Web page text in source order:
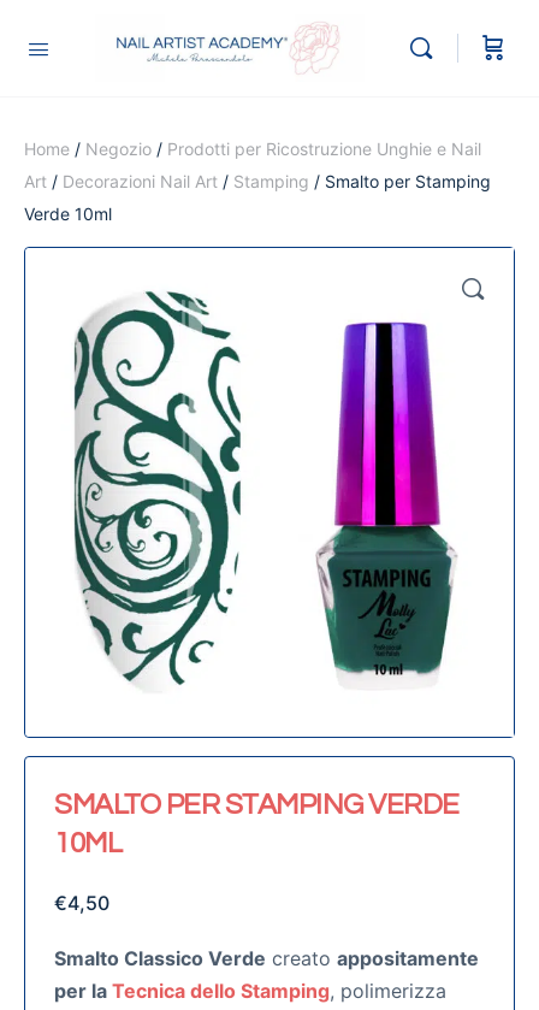
Home / Negozio / Prodotti per Ricostruzione Unghie e Nail
Art / Decorazioni Nail Art / Stamping / Smalto per Stamping
Verde 10ml
🔍
SMALTO PER STAMPING VERDE
10ML
€4,50
Smalto Classico Verde creato appositamente
per la Tecnica dello Stamping, polimerizza